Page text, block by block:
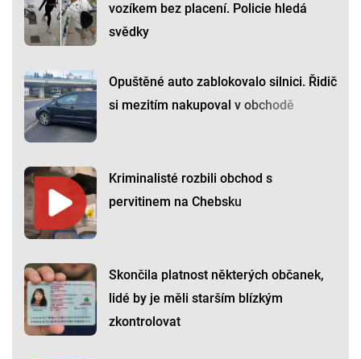
vozíkem bez placení. Policie hledá
svědky
Opuštěné auto zablokovalo silnici. Řidič
si mezitím nakupoval v obchodě
Kriminalisté rozbili obchod s
pervitinem na Chebsku
Skončila platnost některých občanek,
lidé by je měli starším blízkým
zkontrolovat